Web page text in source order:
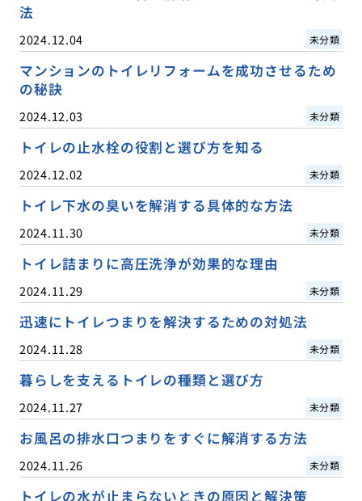
法
2024.12.04 未分類
マンションのトイレリフォームを成功させるため
の秘訣
2024.12.03 未分類
トイレの止水栓の役割と選び方を知る
2024.12.02 未分類
トイレ下水の臭いを解消する具体的な方法
2024.11.30 未分類
トイレ詰まりに高圧洗浄が効果的な理由
2024.11.29 未分類
迅速にトイレつまりを解決するための対処法
2024.11.28 未分類
暮らしを支えるトイレの種類と選び方
2024.11.27 未分類
お風呂の排水口つまりをすぐに解消する方法
2024.11.26 未分類
トイレの水が止まらないときの原因と解決策